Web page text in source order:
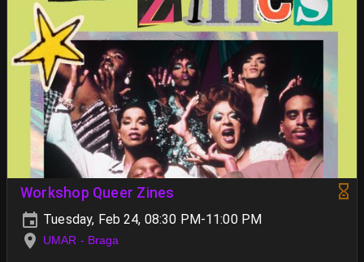
Workshop Queer Zines
Tuesday, Feb 24, 08:30 PM-11:00 PM
UMAR - Braga